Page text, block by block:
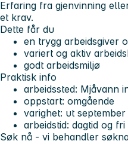
Erfaring fra gjenvinning
et krav.
Dette får du
en trygg arbeidsgiver
variert og aktiv
godt arbeidsmiljø
Praktisk info
arbeidssted: Mjåvann
oppstart: omgående
varighet: ut september
arbeidstid: dagtid og
Søk nå - vi behandler